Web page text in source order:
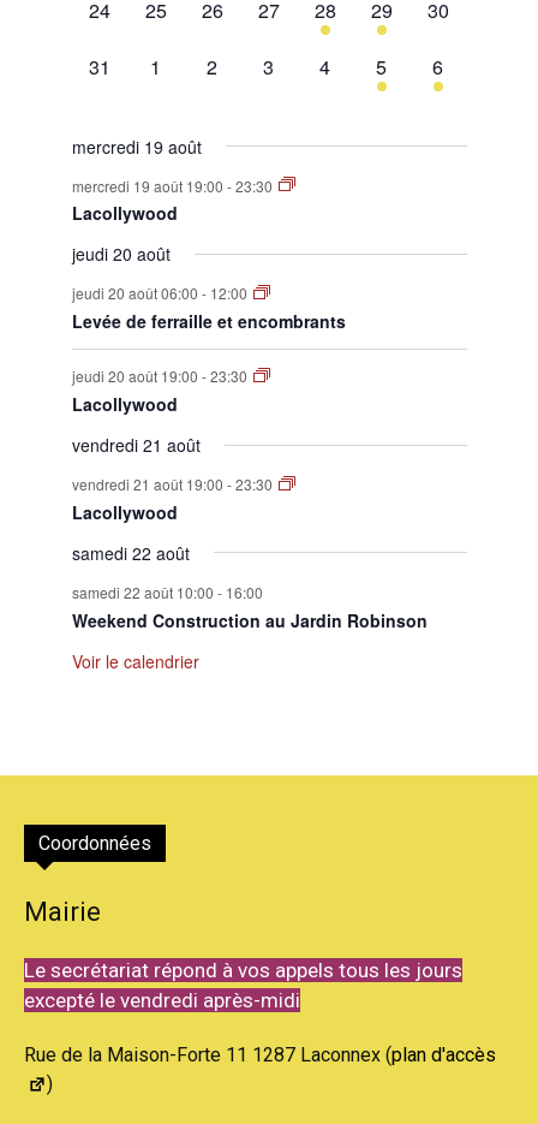
0
24
0
25
0
26
0
évènement,
27
1
évènement,
28
1
évènement,
29
0
30
0
31
0
1
0
2
0
3
0
évènement,
4
1
évènement,
5
1
évènement,
6
mercredi 19 août
mercredi 19 août 19:00 -23:30
Lacollywood
jeudi 20 août
jeudi 20 août 06:00 - 12:00
Levée de ferraille et encombrants
jeudi 20 août 19:00 -23:30
Lacollywood
vendredi 21 août
vendredi 21 août 19:00 -23:30
Lacollywood
samedi 22 août
samedi 22 août 10:00 - 16:00
Weekend Construction au Jardin Robinson
Voir le calendrier
Coordonnées
Mairie
Le secrétariat répond à vos appels tous les jours
excepté le vendredi après-midi
Rue de la Maison-Forte 11 1287 Laconnex (plan d'accès
)